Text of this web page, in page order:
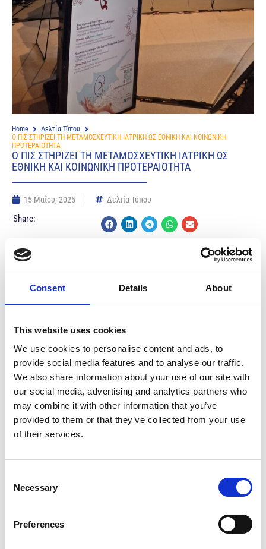
Consent Details About
This website uses cookies
We use cookies to personalise content and ads, to
provide social media features and to analyse our traffic.
We also share information about your use of our site with
our social media, advertising and analytics partners who
may combine it with other information that you’ve
provided to them or that they’ve collected from your use
of their services.
Selection
Necessary
Preferences
Home
Δελτία Τύπου
Ο ΠΙΣ ΣΤΗΡΙΖΕΙ ΤΗ ΜΕΤΑΜΟΣΧΕΥΤΙΚΗ ΙΑΤΡΙΚΗ ΩΣ ΕΘΝΙΚΗ ΚΑΙ ΚΟΙΝΩΝΙΚΗ
ΠΡΟΤΕΡΑΙΟΤΗΤΑ
Ο ΠΙΣ ΣΤΗΡΙΖΕΙ ΤΗ ΜΕΤΑΜΟΣΧΕΥΤΙΚΗ ΙΑΤΡΙΚΗ ΩΣ
ΕΘΝΙΚΗ ΚΑΙ ΚΟΙΝΩΝΙΚΗ ΠΡΟΤΕΡΑΙΟΤΗΤΑ
15 Μαΐου, 2025 Δελτία Τύπου
Share:
Επιστημονική Συνάντηση: “Στρατηγικές και Καινοτομίες
Μεταμόσχευση Οργάνων», η οποία συνδιοργανώθηκε από το
Κύπρουκαι τοΚέντρο Ενημέρωσης και Ευαισθητοποίησης για τη
Δωρεά Οργάνων (ΚΕΕΦΟ)
Πρόεδρος του Παγκύπριου
Ιατρικού Συλλόγου και μέλος του Συμβουλίου Μεταμοσχεύσεων
Κύπρου,Δρ Πέτρος Αγαθαγγέλου, απηύθυνε χαιρετισμό,
αναδεικνύοντας τη σημασία της μεταμοσχευτικής ιατρικής ως
από τα πλέον απαιτητικά και ευγενή πεδία της σύγχρονης
ιατρικής επιστήμης
«Σε κάθε μεταμόσχευση, η επιστημονική ακρίβεια συναντά την
, η οποία
απαιτεί υψηλή εξειδίκευση, διεπιστημονική συνεργασία, αλλά και
λεπτούς χειρισμούς επικοινωνίας με οικογένειες σε κρίσιμες